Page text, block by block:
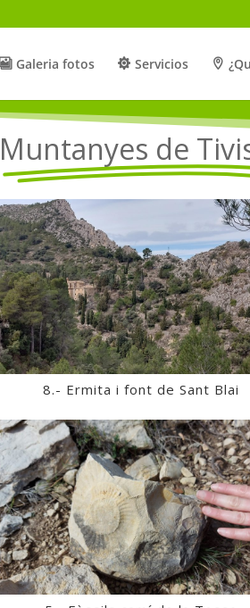
Galeria fotos Servicios
Muntanyes de
8.- Ermita i font de Sant Blai